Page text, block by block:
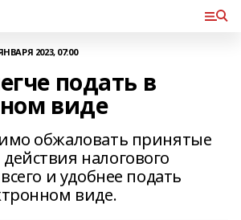
2023, 07:00
подать в
виде
обжаловать принятые
налогового
и удобнее подать
виде.